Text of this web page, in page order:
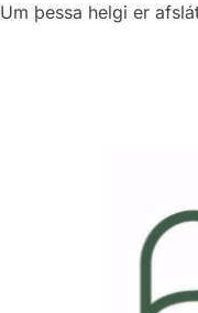
Um þessa helgi er